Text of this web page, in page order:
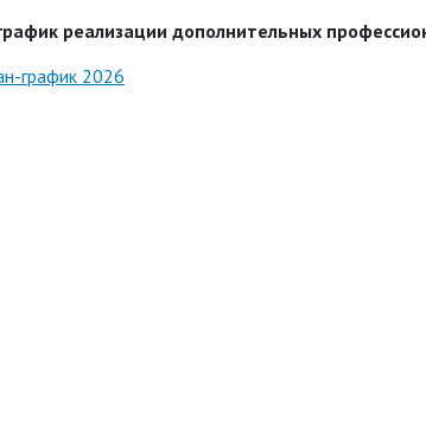
реализации дополнительных
график 2026